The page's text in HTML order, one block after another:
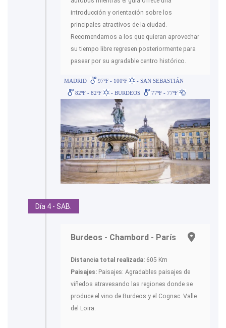
introducción y orientación sobre los
principales atractivos de la ciudad.
Recomendamos a los que quieran aprovechar
su tiempo libre regresen posteriormente para
pasear por su agradable centro histórico.
MADRID 97ºF - 100ºF
- SAN SEBASTIÁN
82ºF - 82ºF
- BURDEOS 77ºF - 77ºF
Día 4 - SAB.
Burdeos - Chambord - París
Distancia total realizada: 605 Km
Paisajes: Paisajes: Agradables paisajes de
viñedos atravesando las regiones donde se
produce el vino de Burdeos y el Cognac. Valle
del Loira.